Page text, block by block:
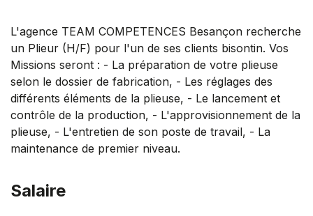
L'agence TEAM COMPETENCES Besançon recherche
un Plieur (H/F) pour l'un de ses clients bisontin. Vos
Missions seront : - La préparation de votre plieuse
selon le dossier de fabrication, - Les réglages des
différents éléments de la plieuse, - Le lancement et
contrôle de la production, - L'approvisionnement de la
plieuse, - L'entretien de son poste de travail, - La
maintenance de premier niveau.
Salaire